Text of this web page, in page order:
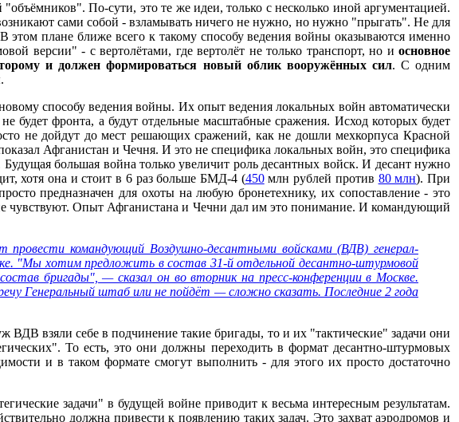
По-сути, это те же идеи, только с несколько иной аргументацией.
сами собой - взламывать ничего не нужно, но нужно "прыгать". Не для
этом плане ближе всего к такому способу ведения войны оказываются именно
версии" - с вертолётами, где вертолёт не только транспорт, но и основное
и должен формироваться новый облик вооружённых сил. С одним
способу ведения войны. Их опыт ведения локальных войн автоматически
будет фронта, а будут отдельные масштабные сражения. Исход которых будет
не дойдут до мест решающих сражений, как не дошли мехкорпуса Красной
Афганистан и Чечня. И это не специфика локальных войн, это специфика
большая война только увеличит роль десантных войск. И десант нужно
хотя она и стоит в 6 раз больше БМД-4 (450млн рублей против 80 млн). При
предназначен для охоты на любую бронетехнику, их сопоставление - это
чувствуют. Опыт Афганистана и Чечни дал им это понимание. И командующий
провести командующий Воздушно-десантными войсками (ВДВ) генерал-
"Мы хотим предложить в состав 31-й отдельной десантно-штурмовой
бригады", — сказал он во вторник на пресс-конференции в Москве.
Генеральный штаб или не пойдёт — сложно сказать. Последние 2 года
взяли себе в подчинение такие бригады, то и их "тактические" задачи они
То есть, это они должны переходить в формат десантно-штурмовых
и в таком формате смогут выполнить - для этого их просто достаточно
задачи" в будущей войне приводит к весьма интересным результатам.
должна привести к появлению таких задач. Это захват аэродромов и